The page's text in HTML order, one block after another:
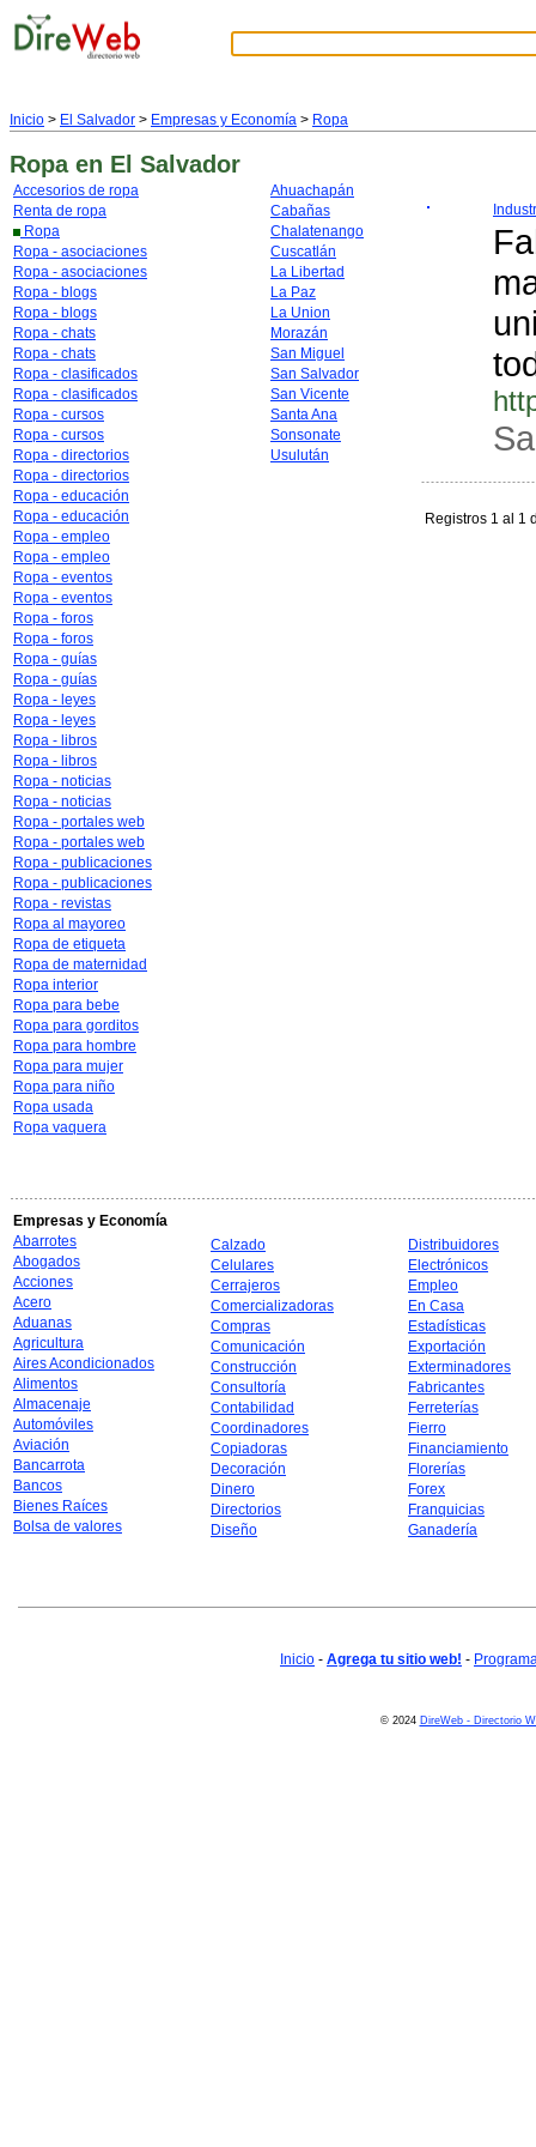
Inicio > El Salvador > Empresas y Economía > Ropa
Ropa en El Salvador
Accesorios de ropa
Renta de ropa
Ropa
Ropa - asociaciones
Ropa - asociaciones
Ropa - blogs
Ropa - blogs
Ropa - chats
Ropa - chats
Ropa - clasificados
Ropa - clasificados
Ropa - cursos
Ropa - cursos
Ropa - directorios
Ropa - directorios
Ropa - educación
Ropa - educación
Ropa - empleo
Ropa - empleo
Ropa - eventos
Ropa - eventos
Ropa - foros
Ropa - foros
Ropa - guías
Ropa - guías
Ropa - leyes
Ropa - leyes
Ropa - libros
Ropa - libros
Ropa - noticias
Ropa - noticias
Ropa - portales web
Ropa - portales web
Ropa - publicaciones
Ropa - publicaciones
Ropa - revistas
Ropa al mayoreo
Ropa de etiqueta
Ropa de maternidad
Ropa interior
Ropa para bebe
Ropa para gorditos
Ropa para hombre
Ropa para mujer
Ropa para niño
Ropa usada
Ropa vaquera
Ahuachapán
Cabañas
Chalatenango
Cuscatlán
La Libertad
La Paz
La Union
Morazán
San Miguel
San Salvador
San Vicente
Santa Ana
Sonsonate
Usulután
Registros 1 al 1
Empresas y Economía
Abarrotes
Abogados
Acciones
Acero
Aduanas
Agricultura
Aires Acondicionados
Alimentos
Almacenaje
Automóviles
Aviación
Bancarrota
Bancos
Bienes Raíces
Bolsa de valores
Calzado
Celulares
Cerrajeros
Comercializadoras
Compras
Comunicación
Construcción
Consultoría
Contabilidad
Coordinadores
Copiadoras
Decoración
Dinero
Directorios
Diseño
Distribuidores
Electrónicos
Empleo
En Casa
Estadísticas
Exportación
Exterminadores
Fabricantes
Ferreterías
Fierro
Financiamiento
Florerías
Forex
Franquicias
Ganadería
Inicio - Agrega tu sitio web! -
© 2024 DireWeb - Directorio